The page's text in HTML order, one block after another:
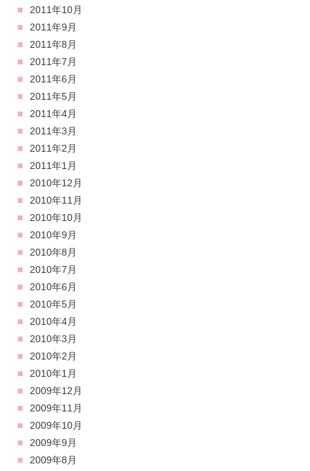
2011年10月
2011年9月
2011年8月
2011年7月
2011年6月
2011年5月
2011年4月
2011年3月
2011年2月
2011年1月
2010年12月
2010年11月
2010年10月
2010年9月
2010年8月
2010年7月
2010年6月
2010年5月
2010年4月
2010年3月
2010年2月
2010年1月
2009年12月
2009年11月
2009年10月
2009年9月
2009年8月